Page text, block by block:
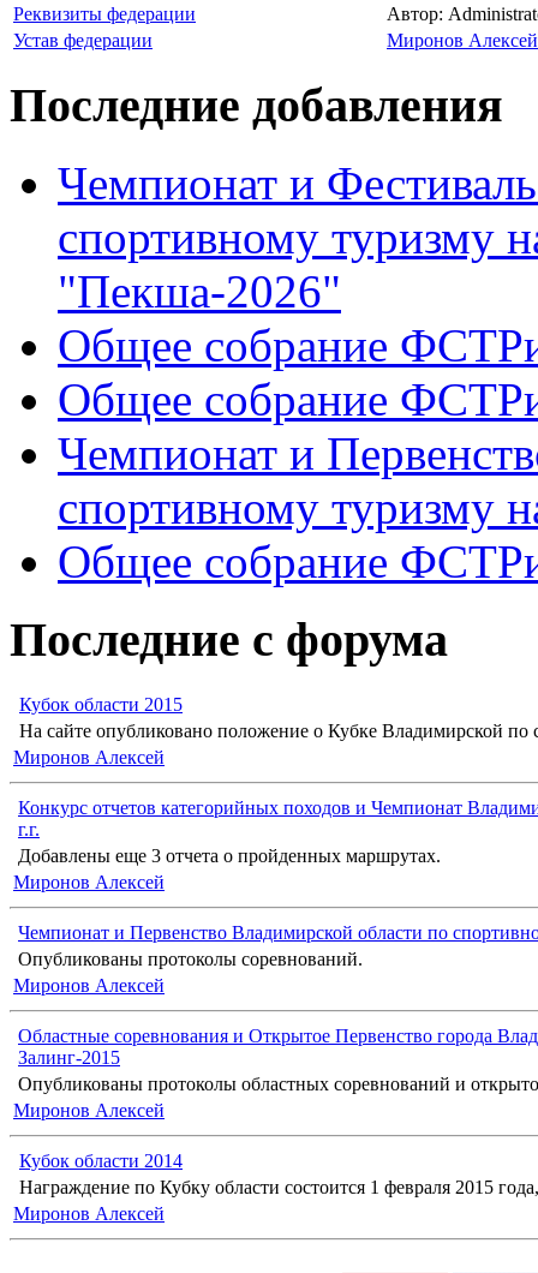
Реквизиты федерации
Автор:
Устав федерации
Миронов Алексей
Последние добавления
Чемпионат и
спортивному туризму
"Пекша-2026"
Общее собрание
Общее собрание
Чемпионат и
спортивному туризму
Общее собрание
Последние с форума
Кубок области 2015
На сайте опубликовано положение о Кубке Владимирской по
Миронов Алексей
Конкурс отчетов категорийных походов и Чемпионат
г.г.
Добавлены еще 3 отчета о пройденных маршрутах.
Миронов Алексей
Чемпионат и Первенство Владимирской области по
Опубликованы протоколы соревнований.
Миронов Алексей
Областные соревнования и Открытое Первенство города
Залинг-2015
Опубликованы протоколы областных соревнований и
Миронов Алексей
Кубок области 2014
Награждение по Кубку области состоится 1 февраля 2015
Миронов Алексей